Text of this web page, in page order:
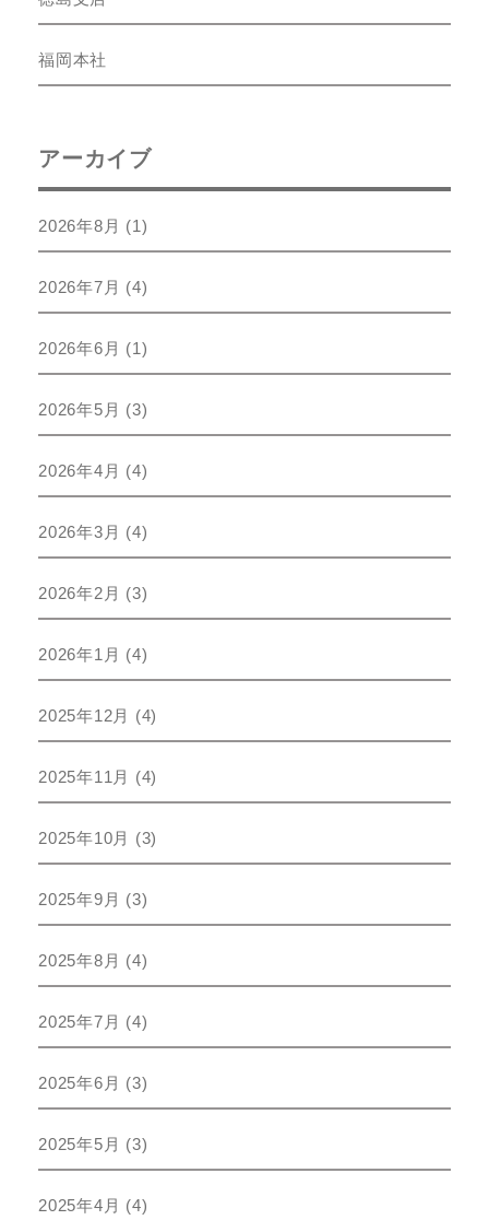
福岡本社
アーカイブ
2026年8月 (1)
2026年7月 (4)
2026年6月 (1)
2026年5月 (3)
2026年4月 (4)
2026年3月 (4)
2026年2月 (3)
2026年1月 (4)
2025年12月 (4)
2025年11月 (4)
2025年10月 (3)
2025年9月 (3)
2025年8月 (4)
2025年7月 (4)
2025年6月 (3)
2025年5月 (3)
2025年4月 (4)